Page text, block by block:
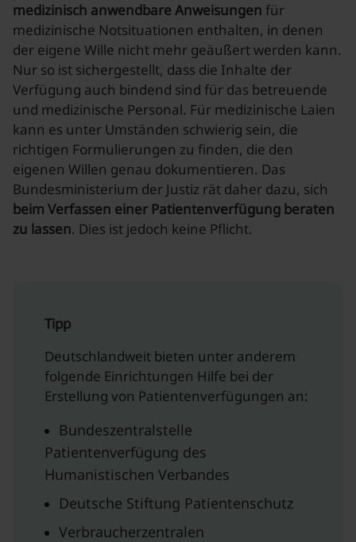
medizinisch anwendbare Anweisungen für
medizinische Notsituationen enthalten, in denen
der eigene Wille nicht mehr geäußert werden kann.
Nur so ist sichergestellt, dass die Inhalte der
Verfügung auch bindend sind für das betreuende
und medizinische Personal. Für medizinische Laien
kann es unter Umständen schwierig sein, die
richtigen Formulierungen zu finden, die den
eigenen Willen genau dokumentieren. Das
Bundesministerium der Justiz rät daher dazu, sich
beim Verfassen einer Patientenverfügung beraten
zu lassen. Dies ist jedoch keine Pflicht.
Tipp
Deutschlandweit bieten unter anderem
folgende Einrichtungen Hilfe bei der
Erstellung von Patientenverfügungen an:
Bundeszentralstelle
Patientenverfügung des
Humanistischen Verbandes
Deutsche Stiftung Patientenschutz
Verbraucherzentralen